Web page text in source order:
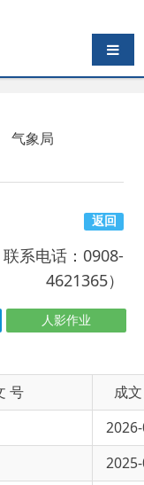
导航切换
话：0908-
4621365）
人影作业
气作业公告2026-04-13
日人工增雪作业信息简
2025-03-01
影响天气作业公告
2025-01-21